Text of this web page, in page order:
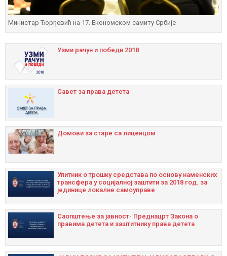
Министар Ђорђевић на 17. Економском самиту Србије
Узми рачун и побeди 2018
Савет за права детета
Домови за старе са лиценцом
Упитник о трошку средстава по основу наменских
трансфера у социјалној заштити за 2018 год. за
јединице локалне самоуправе
Саопштење за јавност- Преднацрт Закона о
правима детета и заштитнику права детета